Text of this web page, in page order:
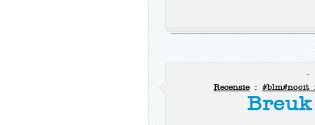
-
Recensie : #blm#nooit